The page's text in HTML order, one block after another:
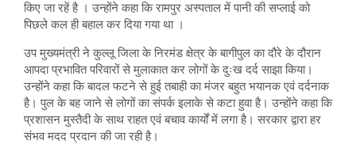
किए जा रहें है । उन्होंने कहा कि रामपुर अस्पताल में पानी की सप्लाई को
पिछले कल ही बहाल कर दिया गया था ।
उप मुख्यमंत्री ने कुल्लू जिला के निरमंड क्षेत्र के बागीपुल का दौरे के दौरान
आपदा प्रभावित परिवारों से मुलाकात कर लोगों के दुःख दर्द साझा किया।
उन्होंने कहा कि बादल फटने से हुई तबाही का मंजर बहुत भयानक एवं दर्दनाक
है। पुल के बह जाने से लोगों का संपर्क इलाके से कटा हुवा है। उन्होंने कहा कि
प्रशासन मुस्तैदी के साथ राहत एवं बचाव कार्यों में लगा है। सरकार द्वारा हर
संभव मदद प्रदान की जा रही है।